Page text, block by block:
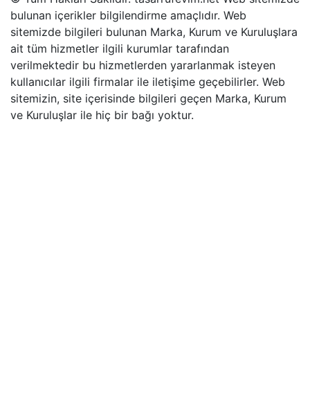
bulunan içerikler bilgilendirme amaçlıdır. Web
sitemizde bilgileri bulunan Marka, Kurum ve Kuruluşlara
ait tüm hizmetler ilgili kurumlar tarafından
verilmektedir bu hizmetlerden yararlanmak isteyen
kullanıcılar ilgili firmalar ile iletişime geçebilirler. Web
sitemizin, site içerisinde bilgileri geçen Marka, Kurum
ve Kuruluşlar ile hiç bir bağı yoktur.